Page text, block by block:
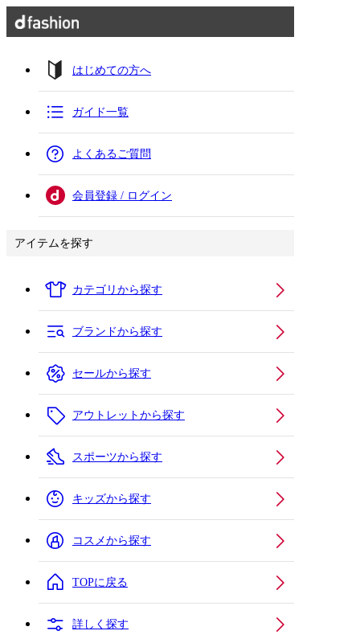
はじめての方へ
ガイド一覧
よくあるご質問
会員登録 / ログイン
アイテムを探す
カテゴリから探す
ブランドから探す
セールから探す
アウトレットから探す
スポーツから探す
キッズから探す
コスメから探す
TOPに戻る
詳しく探す